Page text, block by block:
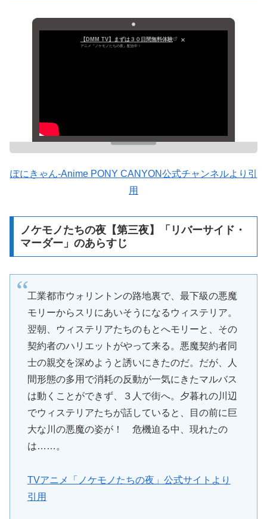
【DMM TV】まずは３０日間無料体験
アニメ『ノケモノたちの夜』配信中！
ぽにきゃん-Anime PONY CANYON公式チャンネルより引
用
ノケモノたちの夜【第三夜】「リバーサイド・
マーダー」のあらすじ
工業都市ウォリントンの路地裏で、最下級の悪魔
モリーからスリにあいそうになるウィステリア。
翌朝、ウィステリアたちのもとへモリーと、その
契約者のハリエットがやって来る。悪魔契約者同
士の親交を深めようと誘いにきたのだ。だが、人
間形態の多用で消耗の反動が一気にきたマルバス
は動くことができず、３人で街へ。夕暮れの川辺
でウィステリアたちが話していると、目の前に巨
大な川の悪魔の姿が！ 危機迫る中、現れたの
は……。
TVアニメ「ノケモノたちの夜」公式サイトより
引用